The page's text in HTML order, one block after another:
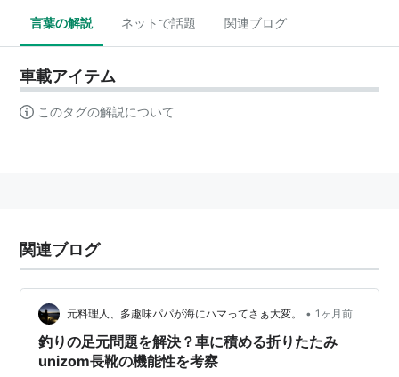
言葉の解説 ネットで話題 関連ブログ
車載アイテム
このタグの解説について
関連ブログ
元料理人、多趣味パパが海にハマってさぁ大変。 • 1ヶ月前
釣りの足元問題を解決？車に積める折りたたみ
unizom長靴の機能性を考察